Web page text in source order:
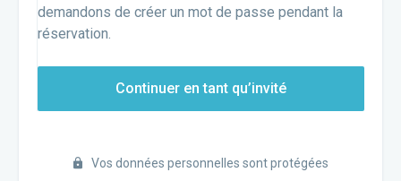
demandons de créer un mot de passe pendant la
réservation.
Continuer en tant qu’invité
Vos données personnelles sont protégées